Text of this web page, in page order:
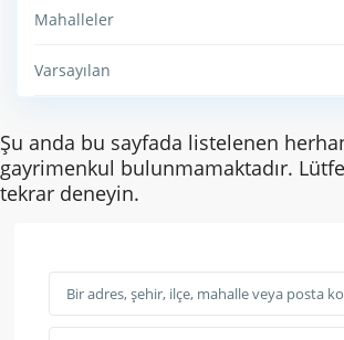
Mahalleler
Varsayılan
Şu anda bu sayfada listelenen
gayrimenkul bulunmamaktadır.
tekrar deneyin.